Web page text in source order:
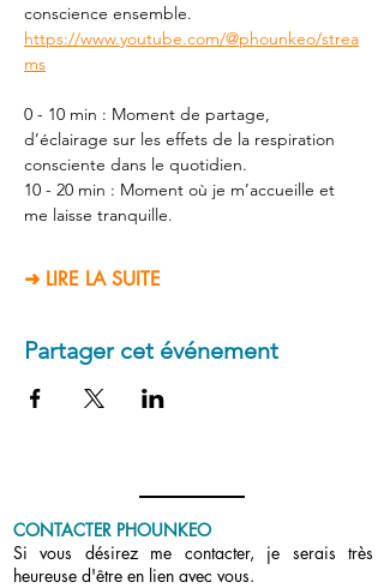
conscience ensemble.
https://www.youtube.com/@phounkeo/strea
ms
0 - 10 min : Moment de partage,
d’éclairage sur les effets de la respiration
consciente dans le quotidien.
10 - 20 min : Moment où je m’accueille et
me laisse tranquille.
➜ LIRE LA SUITE
Partager cet événement
CONTACTER PHOUNKEO
Si vous désirez me contacter, je serais très
heureuse d'être en lien avec vous.